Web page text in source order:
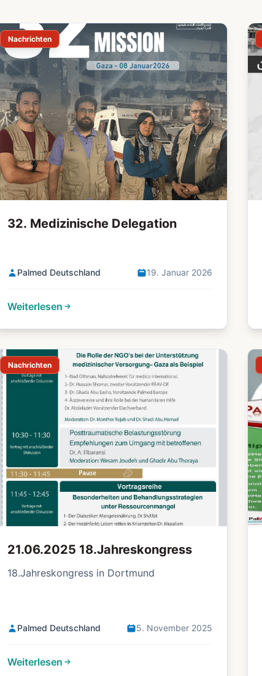
Nachrichten
32. Medizinische Delegation
Palmed Deutschland 19. Januar 2026
Weiterlesen
Nachrichten
21.06.2025 18.Jahreskongress
18.Jahreskongress in Dortmund
Palmed Deutschland 5. November 2025
Weiterlesen